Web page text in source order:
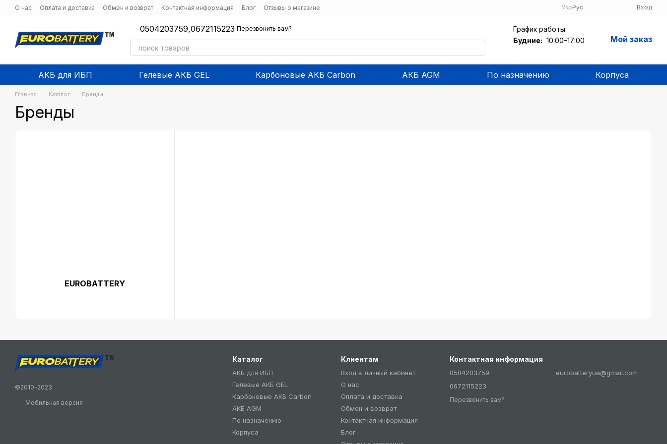
Перейти к основному контенту
О нас Оплата и доставка Обмен и возврат Контактная информация Блог Отзывы о магазине УкрРус Вход
0504203759,0672115223 Перезвонить вам?
График работы:
Будние: 10:00–17:00 Мой заказ
АКБ для ИБП Гелевые АКБ GEL Карбоновые АКБ Carbon АКБ AGM По назначению Корпуса
Главная Каталог Бренды
Бренды
EUROBATTERY
©2010-2023
Мобильная версия
Каталог
АКБ для ИБП
Гелевые АКБ GEL
Карбоновые АКБ Carbon
АКБ AGM
По назначению
Корпуса
Клиентам
Вход в личный кабинет
О нас
Оплата и доставка
Обмен и возврат
Контактная информация
Блог
Контактная информация
0504203759
0672115223
Перезвонить вам?
eurobatteryua@gmail.com